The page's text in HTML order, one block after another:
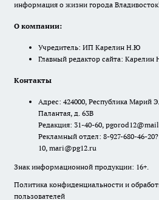
информация о жизни города
О компании:
Учредитель: ИП Карелин Н.Ю
Главный редактор сайта:
Контакты
Адрес: 424000, Республика Марий
Палантая, д. 63В
Редакция: 31-40-60,
Рекламный отдел: 8-927-680-46-
10, mari@pg12.ru
Знак информационной продукции: 16+.
Политика конфиденциальности и
пользователей